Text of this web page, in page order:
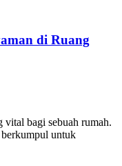
di Ruang
vital bagi sebuah rumah.
untuk